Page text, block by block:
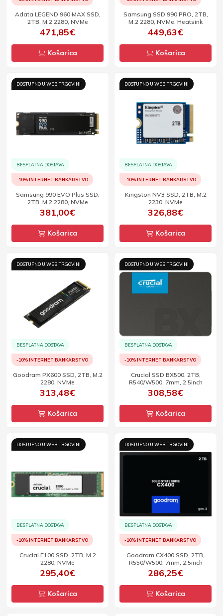
Adata LEGEND 960 MAX SSD,
2TB, M.2 2280, NVMe
471,85€
Košarica
Samsung SSD 990 PRO, 2TB,
M.2 2280, NVMe, Heatsink
449,63€
Košarica
DOSTUPNO U WEB TRGOVINI
BESPLATNA DOSTAVA
-10% INTERNET BANKARSTVO
Samsung 990 EVO Plus SSD,
2TB, M.2 2280, NVMe
381,00€
Košarica
DOSTUPNO U WEB TRGOVINI
BESPLATNA DOSTAVA
-10% INTERNET BANKARSTVO
Kingston NV3 SSD, 2TB, M.2
2230, NVMe
326,88€
Košarica
DOSTUPNO U WEB TRGOVINI
BESPLATNA DOSTAVA
-10% INTERNET BANKARSTVO
Goodram PX600 SSD, 2TB, M.2
2280, NVMe
313,48€
Košarica
DOSTUPNO U WEB TRGOVINI
BESPLATNA DOSTAVA
-10% INTERNET BANKARSTVO
Crucial SSD BX500, 2TB,
R540/W500, 7mm, 2.5inch
308,58€
Košarica
DOSTUPNO U WEB TRGOVINI
BESPLATNA DOSTAVA
-10% INTERNET BANKARSTVO
Crucial E100 SSD, 2TB, M.2
2280, NVMe
295,40€
Košarica
DOSTUPNO U WEB TRGOVINI
BESPLATNA DOSTAVA
-10% INTERNET BANKARSTVO
Goodram CX400 SSD, 2TB,
R550/W500, 7mm, 2.5inch
286,25€
Košarica